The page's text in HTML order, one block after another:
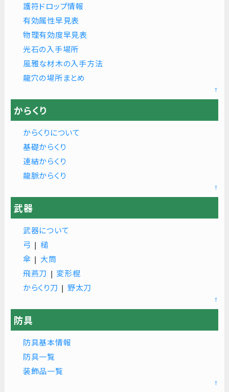
護符ドロップ情報
有効属性早見表
物理有効度早見表
光石の入手場所
風雅な材木の入手方法
龍穴の場所まとめ
↑
からくり
からくりについて
基礎からくり
連結からくり
龍脈からくり
↑
武器
武器について
弓 | 槌
傘 | 大筒
飛燕刀 | 変形棍
からくり刀 | 野太刀
↑
防具
防具基本情報
防具一覧
装飾品一覧
↑